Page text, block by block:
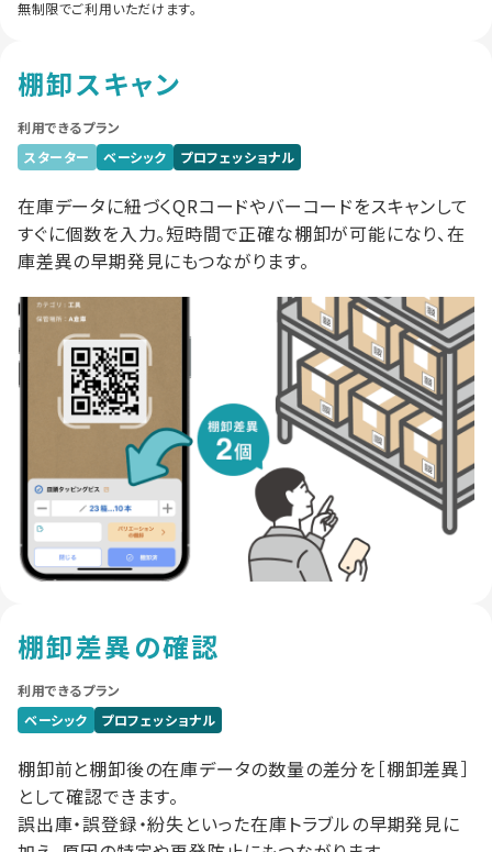
無制限でご利用いただけます。
棚卸スキャン
利用できるプラン
スターター
ベーシック プロフェッショナル
在庫データに紐づくQRコードやバーコードをスキャンして
すぐに個数を入力。短時間で正確な棚卸が可能になり、在
庫差異の早期発見にもつながります。
棚卸差異の確認
利用できるプラン
ベーシック
プロフェッショナル
棚卸前と棚卸後の在庫データの数量の差分を［棚卸差異］
として確認できます。
誤出庫・誤登録・紛失といった在庫トラブルの早期発見に